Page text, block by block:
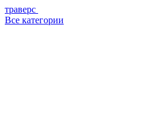
траверс
Все категории